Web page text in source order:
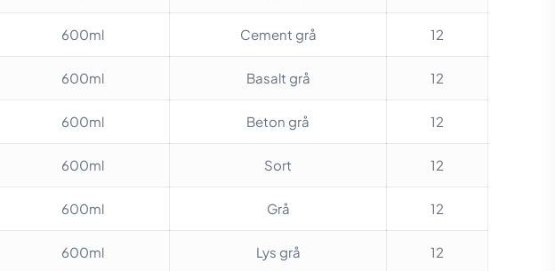
600ml Cement grå 12
600ml Basalt grå 12
600ml Beton grå 12
600ml Sort 12
600ml Grå 12
600ml Lys grå 12